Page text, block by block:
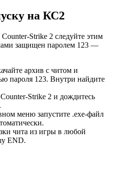
на КС2
Strike 2 следуйте этим
защищен паролем 123 —
архив с читом и
пароля 123. Внутри найдите
Strike 2 и дождитесь
меню запустите .exe-файл
чита из игры в любой
END.